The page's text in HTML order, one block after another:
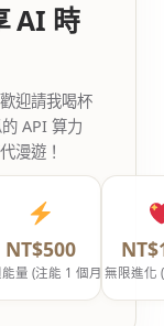
AI 時
迎請我喝杯
API 算力
漫遊！
NT$500
量 (注能 1 個月)無限進化